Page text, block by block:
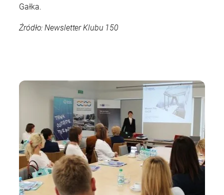
Gałka.
Źródło: Newsletter Klubu 150